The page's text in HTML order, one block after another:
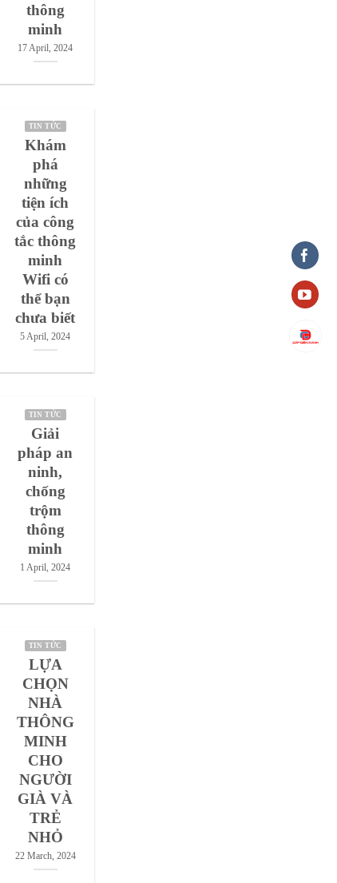
thông
minh
17 April, 2024
TIN TỨC
Khám
phá
những
tiện ích
của công
tắc thông
minh
Wifi có
thể bạn
chưa biết
5 April, 2024
TIN TỨC
Giải
pháp an
ninh,
chống
trộm
thông
minh
1 April, 2024
TIN TỨC
LỰA
CHỌN
NHÀ
THÔNG
MINH
CHO
NGƯỜI
GIÀ VÀ
TRẺ
NHỎ
22 March, 2024